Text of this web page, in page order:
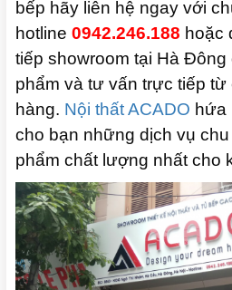
bếp hãy liên hệ ngay với
hotline 0942.246.188 hoặc
tiếp showroom tại Hà
phẩm và tư vấn trực tiếp từ
hàng. Nội thất ACADO hứa
cho bạn những dịch vụ
phẩm chất lượng nhất cho